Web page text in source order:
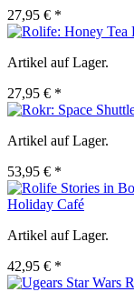
27,95 € *
Artikel auf Lager.
27,95 € *
Artikel auf Lager.
53,95 € *
Holiday Café
Artikel auf Lager.
42,95 € *